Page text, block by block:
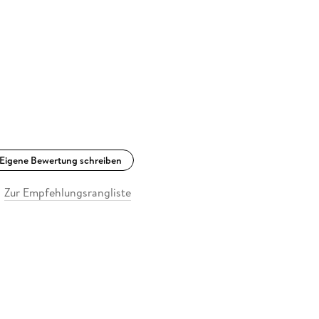
Eigene Bewertung schreiben
Zur Empfehlungsrangliste